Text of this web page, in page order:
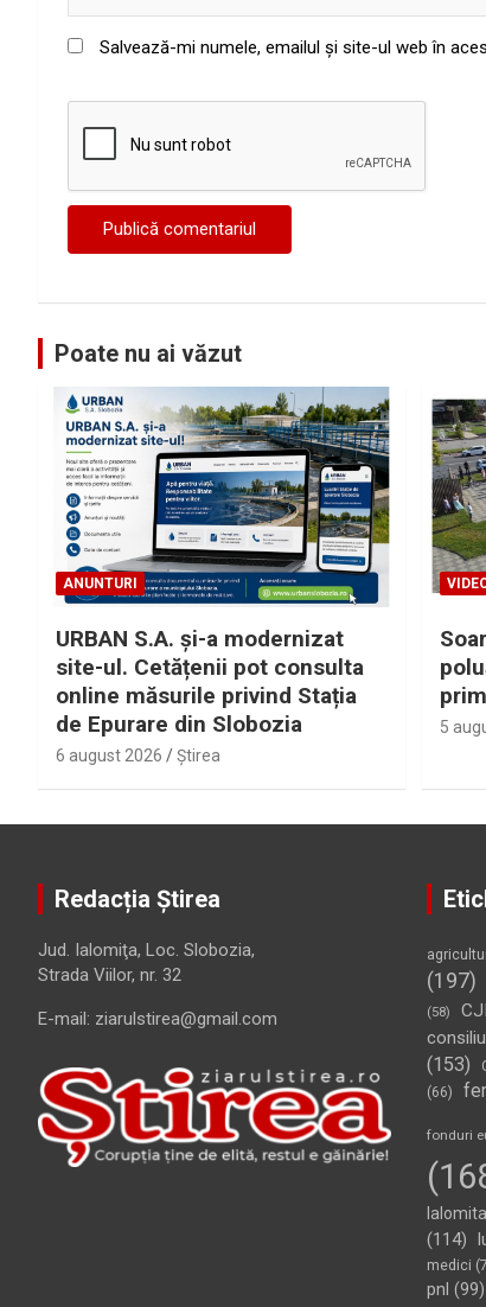
Salvează-mi numele, emailul și site-ul web în
Poate nu ai văzut
ANUNTURI
URBAN S.A. și-a modernizat
site-ul. Cetățenii pot consulta
online măsurile privind Stația
de Epurare din Slobozia
6 august 2026 Ştirea
5
Redacția Știrea
Jud. Ialomiţa, Loc. Slobozia,
Strada Viilor, nr. 32
E-mail: ziarulstirea@gmail.com
(197)
(58)
CJI
(153)
(66)
fonduri
Ialomita
(114)
medici
pnl (99)